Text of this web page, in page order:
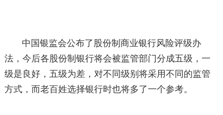
中国银监会公布了股份制商业银行风险评级办
法，今后各股份制银行将会被监管部门分成五级，一
级是良好，五级为差，对不同级别将采用不同的监管
方式，而老百姓选择银行时也将多了一个参考。